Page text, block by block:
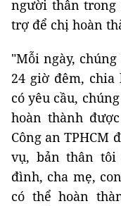
người thân trong
trợ để chị hoàn
"Mỗi ngày,
24 giờ đêm,
có yêu cầu,
hoàn thành
Công an TPHCM
vụ, bản thân tôi
đình, cha mẹ,
có thể hoàn